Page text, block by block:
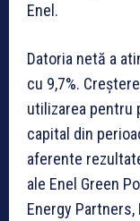
Enel.
Datoria netă a
cu 9,7%.
utilizarea pentru
capital din
aferente
ale Enel Green
Energy